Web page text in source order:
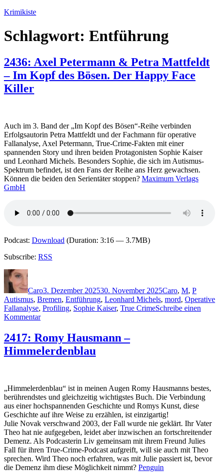
Zum
springen
Krimikiste
Schlagwort: Entführung
2436: Axel Petermann & Petra Mattfeldt
– Im Kopf des Bösen. Der Happy Face
Killer
Auch im 3. Band der „Im Kopf des Bösen“-Reihe verbinden
Erfolgsautorin Petra Mattfeldt und der Fachmann für operative
Fallanalyse, Axel Petermann, True-Crime-Fakten mit einer
spannenden Story und ihren beiden Protagonisten Sophie Kaiser
und Leonhard Michels. Besonders Sophie, die sich im Autismus-
Spektrum befindet, ist den Fans der Reihe ans Herz gewachsen.
Können die beiden den Serientäter stoppen? Maximum Verlags
GmbH
Podcast: Download (Duration: 3:16 — 3.7MB)
Subscribe: RSS
Autor
Caro3. Dezember 202530. November 2025Caro, M, P
Autismus, Bremen, Entführung, Leonhard Michels, mord, Operative
Fallanalyse, Profiling, Sophie Kaiser, True CrimeSchreibe einen
Kommentarzu
Axel
Petermann
&
Im
Kopf
des
Bösen.
Der
Happy
Face
Killer
2417: Romy Hausmann –
Himmelerdenblau
„Himmelerdenblau“ ist in meinen Augen Romy Hausmanns bestes,
berührendstes und gleichzeitig wichtigstes Buch. Die Verbindung
aus einer hochspannenden Geschichte und Romys Kunst, diese
Geschichte auf ihre Weise zu erzählen, ist einzigartig!
Julie Novak verschwand 2003, der Fall wurde nie geklärt. Ihr Vater
Theo hat nie aufgegeben, leidet aber inzwischen an fortschreitender
Demenz. Als Podcasterin Liv gemeinsam mit ihrem Freund Julies
Fall für ihren True-Crime-Podcast aufgreift, will sie auch mit Theo
sprechen. Wird Theo noch erfahren, was mit Julie passiert ist, bevor
die Demenz ihm diese Möglichkeit nimmt? Penguin